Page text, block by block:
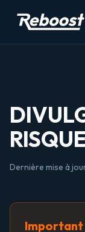
Dernière mise à
Important